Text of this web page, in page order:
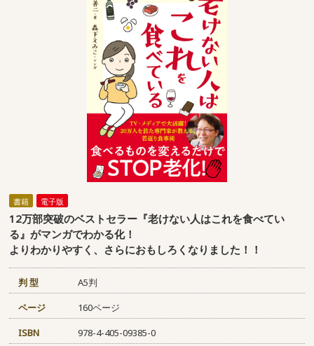
書籍 電子版
12万部突破のベストセラー『老けない人はこれを食べてい
る』がマンガでわかる化！
よりわかりやすく、さらにおもしろくなりました！！
判 型
A5判
ページ
160ページ
ISBN
978-4-405-09385-0